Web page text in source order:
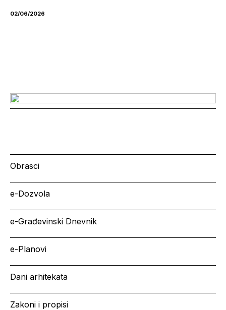
02/06/2026
Obrasci
e-Dozvola
e-Građevinski Dnevnik
e-Planovi
Dani arhitekata
Zakoni i propisi